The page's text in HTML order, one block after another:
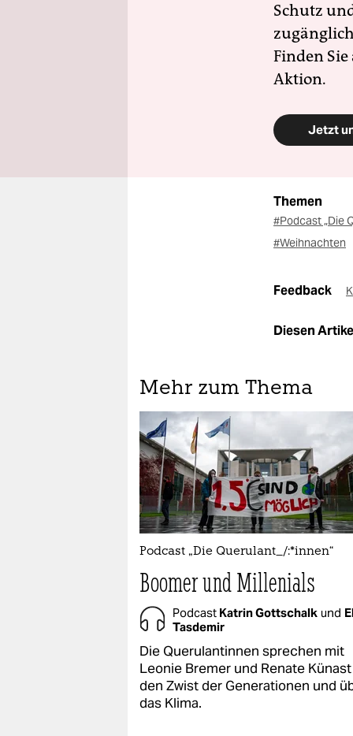
Schutz
Finden
Aktion.
Jetzt
Themen
#Podcast „Die
#Weihnachten
Feedback
Diesen
Mehr zum Thema
Podcast „Die Querulant_/:*innen“
Boomer und Millenials
Podcast Katrin Gottschalk und
Tasdemir
Die Querulantinnen sprechen mit
Leonie Bremer und Renate
den Zwist der Generationen und
das Klima.